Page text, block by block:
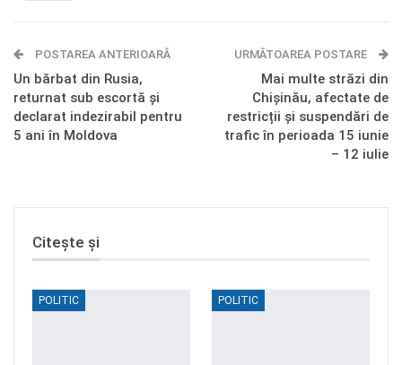
Telegram OK.ru
POSTAREA ANTERIOARĂ
Un bărbat din Rusia,
returnat sub escortă și
declarat indezirabil pentru
5 ani în Moldova
URMĂTOAREA POSTARE
Mai multe străzi din
Chișinău, afectate de
restricții și suspendări de
trafic în perioada 15 iunie
– 12 iulie
Citește și
POLITIC POLITIC